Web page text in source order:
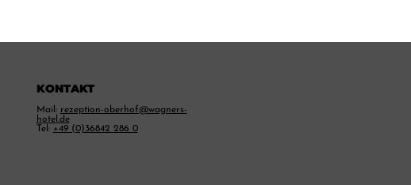
KONTAKT
Mail: rezeption-oberhof@wagners-
hotel.de
Tel: +49 (0)36842 286 0